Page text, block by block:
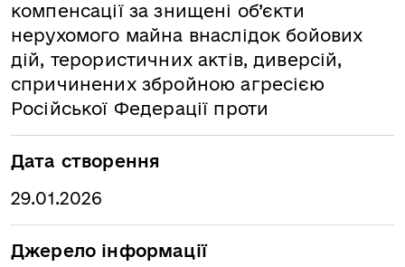
компенсації за знищені об’єкти
нерухомого майна внаслідок бойових
дій, терористичних актів, диверсій,
спричинених збройною агресією
Російської Федерації проти
Дата створення
29.01.2026
Джерело інформації